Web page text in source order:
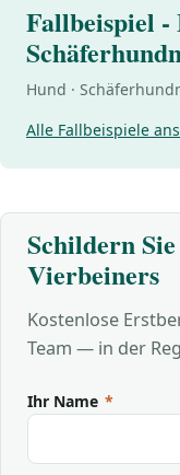
Fallbeispiel
Hund ·
Alle Fallbeispiele
Schildern
Vierbeiners
Kostenlose
Team — in der
Ihr Name *